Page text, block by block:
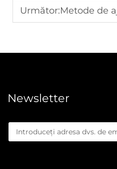
Următor:Metode de ajustare a vitezei de
Newsletter